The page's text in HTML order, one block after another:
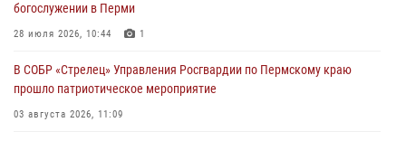
богослужении в Перми
28 июля 2026, 10:44 1
В СОБР «Стрелец» Управления Росгвардии по Пермскому краю
прошло патриотическое мероприятие
03 августа 2026, 11:09